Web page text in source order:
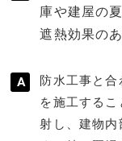
庫や建屋の
遮熱効果の
防水工事と
を施工する
射し、建物